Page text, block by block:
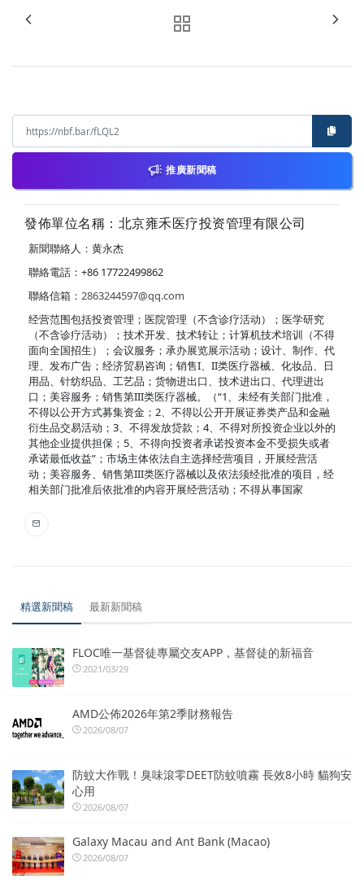
推廣新聞稿
發佈單位名稱：北京雍禾医疗投资管理有限公司
新聞聯絡人：黄永杰
聯絡電話：+86 17722499862
聯絡信箱： 2863244597@qq.com
经营范围包括投资管理；医院管理（不含诊疗活动）；医学研究
（不含诊疗活动）；技术开发、技术转让；计算机技术培训（不得
面向全国招生）；会议服务；承办展览展示活动；设计、制作、代
理、发布广告；经济贸易咨询；销售I、II类医疗器械、化妆品、日
用品、针纺织品、工艺品；货物进出口、技术进出口、代理进出
口；美容服务；销售第III类医疗器械。（“1、未经有关部门批准，
不得以公开方式募集资金；2、不得以公开开展证券类产品和金融
衍生品交易活动；3、不得发放贷款；4、不得对所投资企业以外的
其他企业提供担保；5、不得向投资者承诺投资本金不受损失或者
承诺最低收益”；市场主体依法自主选择经营项目，开展经营活
动；美容服务、销售第III类医疗器械以及依法须经批准的项目，经
相关部门批准后依批准的内容开展经营活动；不得从事国家
精選新聞稿 最新新聞稿
FLOC唯一基督徒專屬交友APP，基督徒的新福音
2021/03/29
AMD公佈2026年第2季財務報告
2026/08/07
防蚊大作戰！臭味滾零DEET防蚊噴霧 長效8小時 貓狗安
心用
2026/08/07
Galaxy Macau and Ant Bank (Macao)
2026/08/07